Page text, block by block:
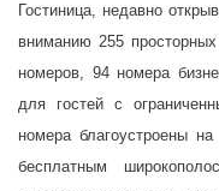
Гостиница, недавно
вниманию 255
номеров, 94 номера
для гостей с
номера благоустроены
бесплатным